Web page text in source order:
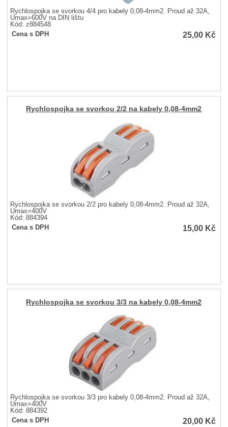
Rychlospojka se svorkou 4/4 pro kabely 0,08-4mm2. Proud až 32A,
Umax=600V na DIN lištu
Kód: z884548
Cena s DPH
25,00 Kč
Rychlospojka se svorkou 2/2 na kabely 0,08-4mm2
Rychlospojka se svorkou 2/2 pro kabely 0,08-4mm2. Proud až 32A,
Umax=400V
Kód: 884394
Cena s DPH
15,00 Kč
Rychlospojka se svorkou 3/3 na kabely 0,08-4mm2
Rychlospojka se svorkou 3/3 pro kabely 0,08-4mm2. Proud až 32A,
Umax=400V
Kód: 884392
Cena s DPH
20,00 Kč